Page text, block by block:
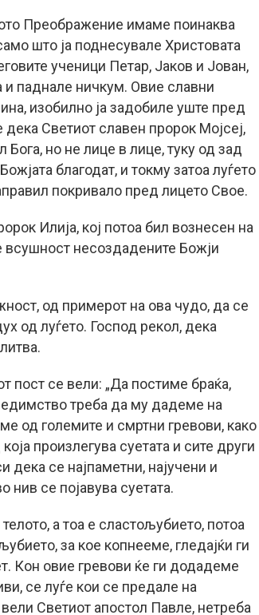
Преображение имаме поинаква
што ја поднесувале Христовата
ученици Петар, Јаков и Јован,
и паднале ничкум. Овие славни
изобилно ја задобиле уште пред
Светиот славен пророк Мојсеј,
Бога, но не лице в лице, туку од зад
благодат, и токму затоа луѓето
покривало пред лицето Свое.
Илија, кој потоа бил вознесен на
всушност несоздадените Божји
од примерот на ова чудо, да се
од луѓето. Господ рекол, дека
пост се вели: „Да постиме браќа,
треба да му дадеме на
од големите и смртни гревови, како
произлегува суетата и сите други
дека се најпаметни, најучени и
нив се појавува суетата.
а тоа е сластољубието, потоа
за кое копнееме, гледајќи ги
Кон овие гревови ќе ги додадеме
се луѓе кои се предале на
Светиот апостол Павле, нетреба